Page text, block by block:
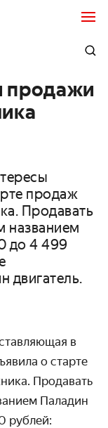
продажи
продаж
Продавать
названием
до 4 499
двигатель.
в
о старте
Продавать
Паладин
рублей: